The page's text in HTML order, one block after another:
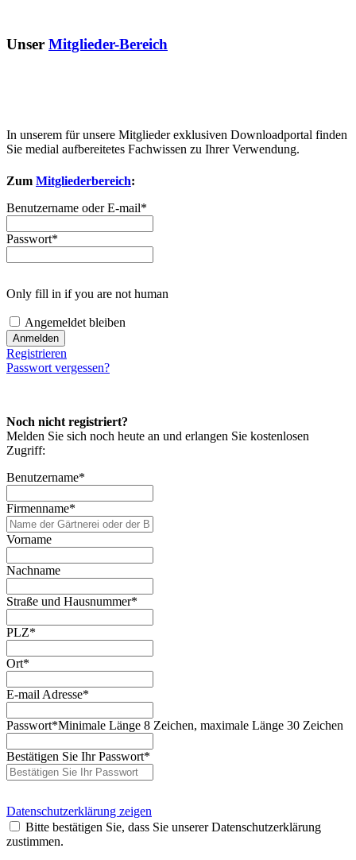
Unser Mitglieder-Bereich
In unserem für unsere Mitglieder exklusiven Downloadportal finden
Sie medial aufbereitetes Fachwissen zu Ihrer Verwendung.
Zum Mitgliederbereich:
Benutzername oder E-mail*
Passwort*
Only fill in if you are not human
Angemeldet bleiben
Registrieren
Passwort vergessen?
Noch nicht registriert?
Melden Sie sich noch heute an und erlangen Sie kostenlosen
Zugriff:
Benutzername*
Firmenname*
Vorname
Nachname
Straße und Hausnummer*
PLZ*
Ort*
E-mail Adresse*
Passwort*Minimale Länge 8 Zeichen, maximale Länge 30 Zeichen
Bestätigen Sie Ihr Passwort*
Datenschutzerklärung zeigen
Bitte bestätigen Sie, dass Sie unserer Datenschutzerklärung
zustimmen.